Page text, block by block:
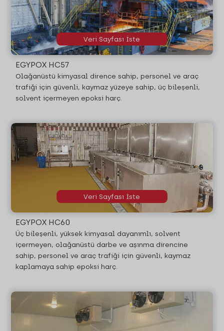
EGYPOX HC57
Olağanüstü kimyasal dirence sahip, personel ve araç
trafiği için güvenli, kaymaz yüzeye sahip, üç bileşenli,
solvent içermeyen epoksi harç.
Veri Sayfası İste
EGYPOX HC60
Üç bileşenli, yüksek kimyasal dayanımlı, solvent
içermeyen, olağanüstü darbe ve aşınma direncine
sahip, personel ve araç trafiği için güvenli, kaymaz
kaplamaya sahip epoksi harç.
Veri Sayfası İste